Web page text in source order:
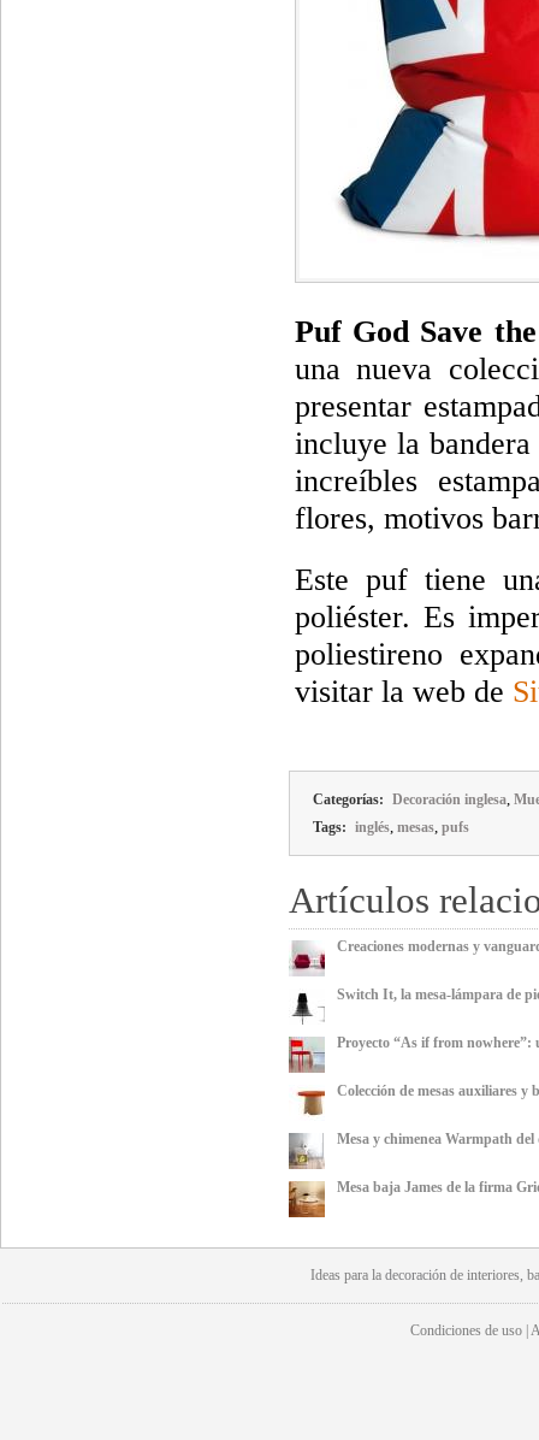
Puf God Save
una nueva
presentar
incluye la
increíbles
flores, motivos
Este puf tiene
poliéster. Es
poliestireno
visitar la web de
Categorías: Decoración inglesa,
Tags: inglés, mesas, pufs
Artículos
Creaciones modernas y
Switch It, la mesa-lámpara de
Proyecto “As if from nowhere”:
Colección de mesas auxiliares y
Mesa y chimenea Warmpath
Mesa baja James de la firma
Ideas para ladecoración de interiores,
Condiciones de uso |